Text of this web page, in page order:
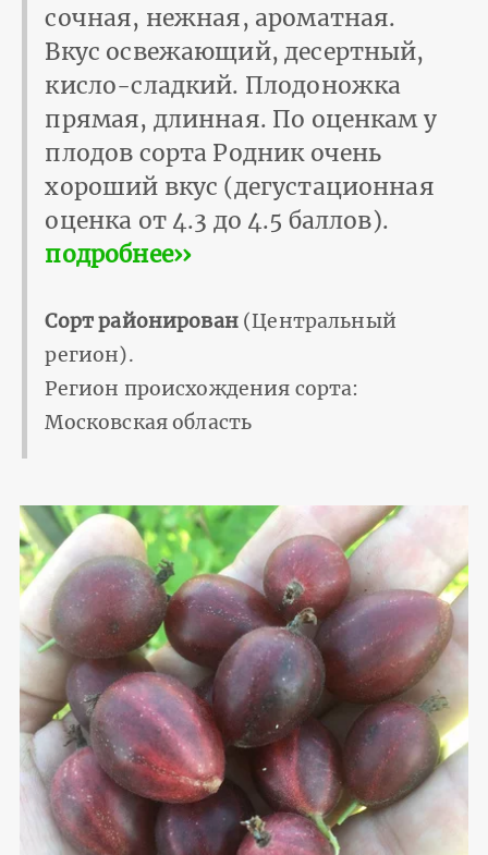
сочная, нежная, ароматная.
Вкус освежающий, десертный,
кисло-сладкий. Плодоножка
прямая, длинная. По оценкам у
плодов сорта Родник очень
хороший вкус (дегустационная
оценка от 4.3 до 4.5 баллов).
подробнее››
Сорт районирован(Центральный
регион).
Регион происхождения сорта:
Московская область